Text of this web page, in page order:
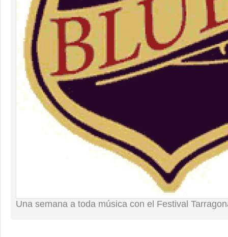
Una semana a toda música con el Festival